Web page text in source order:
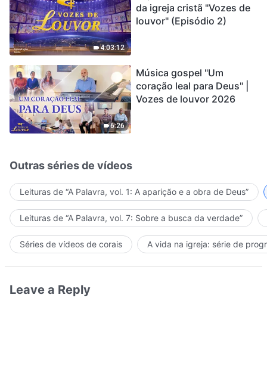
4:03:12
da igreja cristã "Vozes de
louvor" (Episódio 2)
6:26
Música gospel "Um
coração leal para Deus" |
Vozes de louvor 2026
Outras séries de vídeos
Leituras de “A Palavra, vol. 1: A aparição e a obra de Deus”
Leituras de “A Palavra, vol. 7: Sobre a busca da verdade”
Séries de vídeos de corais A vida na igreja: série de
Leave a Reply